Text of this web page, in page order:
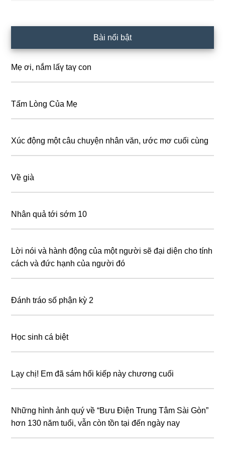
Sidebar
Bài nổi bật
Mẹ ơi, nắm lấү taү con
Tấm Lòng Của Mẹ
Xúc động một câu chuyện nhân văn, ước mơ cuối cùng
Về già
Nhân quả tới sớm 10
Lời nói và hành động của một người sẽ đại diện cho tính
cách và đức hạnh của người đó
Đánh tráo số phận kỳ 2
Học sinh cá biệt
Lạy chị! Em đã sám hối kiếp này chương cuối
Những hình ảnh quý về “Bưu Điện Trung Tâm Sài Gòn”
hơn 130 năm tuổi, vẫn còn tồn tại đến ngày nay